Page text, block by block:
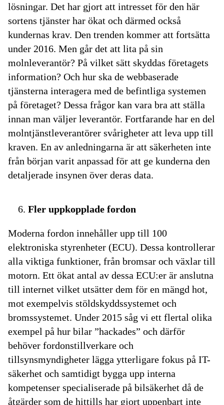
lösningar. Det har gjort att intresset för den här
sortens tjänster har ökat och därmed också
kundernas krav. Den trenden kommer att fortsätta
under 2016. Men går det att lita på sin
molnleverantör? På vilket sätt skyddas företagets
information? Och hur ska de webbaserade
tjänsterna interagera med de befintliga systemen
på företaget? Dessa frågor kan vara bra att ställa
innan man väljer leverantör. Fortfarande har en del
molntjänstleverantörer svårigheter att leva upp till
kraven. En av anledningarna är att säkerheten inte
från början varit anpassad för att ge kunderna den
detaljerade insynen över deras data.
Fler uppkopplade fordon
Moderna fordon innehåller upp till 100
elektroniska styrenheter (ECU). Dessa kontrollerar
alla viktiga funktioner, från bromsar och växlar till
motorn. Ett ökat antal av dessa ECU:er är anslutna
till internet vilket utsätter dem för en mängd hot,
mot exempelvis stöldskyddssystemet och
bromssystemet. Under 2015 såg vi ett flertal olika
exempel på hur bilar ”hackades” och därför
behöver fordonstillverkare och
tillsynsmyndigheter lägga ytterligare fokus på IT-
säkerhet och samtidigt bygga upp interna
kompetenser specialiserade på bilsäkerhet då de
åtgärder som de hittills har gjort uppenbart inte